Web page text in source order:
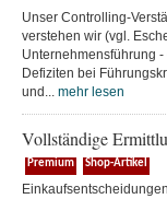
Unser Controlling-
verstehen wir (vgl.
Unternehmensführung
Defiziten bei
und... mehr lesen
Vollständige
Premium Shop-Artikel